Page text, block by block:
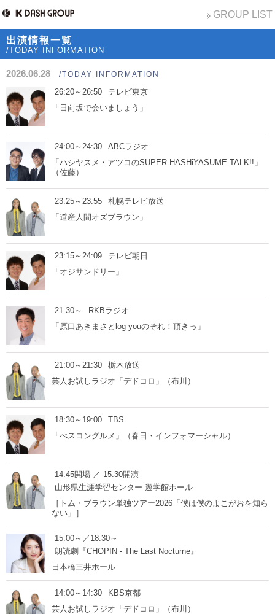
GROUP LIST
出演情報一覧
/TODAY INFORMATION
2026.06.28 /TODAY INFORMATION
26:20～26:50
テレビ東京
「日向坂で会いましょう」
24:00～24:30
ABCラジオ
「ハシヤスメ・アツコのSUPER HASHiYASUME TALK!!」
（佐藤）
23:25～23:55
札幌テレビ放送
「道産人間オズブラウン」
23:15～24:09
テレビ朝日
「オジサンドリー」
21:30～
RKBラジオ
「原口あきまさとlog youのそれ！頂きっ」
21:00～21:30
栃木放送
芸人お試しラジオ「デドコロ」（布川）
18:30～19:00
TBS
「べスコングルメ」（春日・インフォマーシャル）
14:45開場 ／ 15:30開演
山形県生涯学習センター 遊学館ホール
［トム・ブラウン単独ツアー2026「僕は僕のよこがおを知ら
ない」］
15:00～／18:30～
朗読劇『CHOPIN - The Last Nocturne』
日本橋三井ホール
14:00～14:30
KBS京都
芸人お試しラジオ「デドコロ」（布川）